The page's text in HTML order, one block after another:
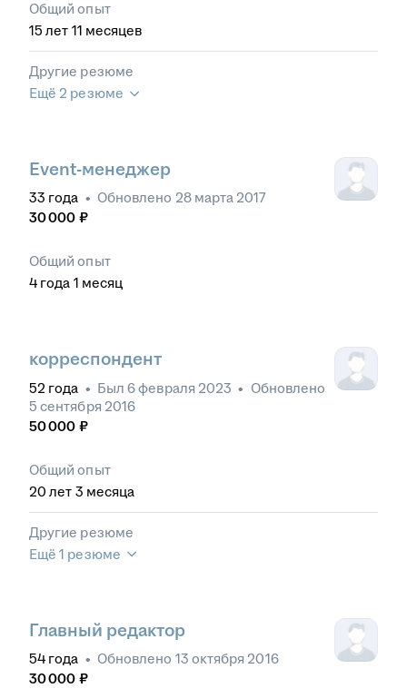
Общий опыт
15 лет 11 месяцев
Другие резюме
Ещё 2 резюме
Event-менеджер
33 года • Обновлено 28 марта 2017
30 000 ₽
Общий опыт
4 года 1 месяц
корреспондент
52 года • Был 6 февраля 2023 • Обновлено
5 сентября 2016
50 000 ₽
Общий опыт
20 лет 3 месяца
Другие резюме
Ещё 1 резюме
Главный редактор
54 года • Обновлено 13 октября 2016
30 000 ₽